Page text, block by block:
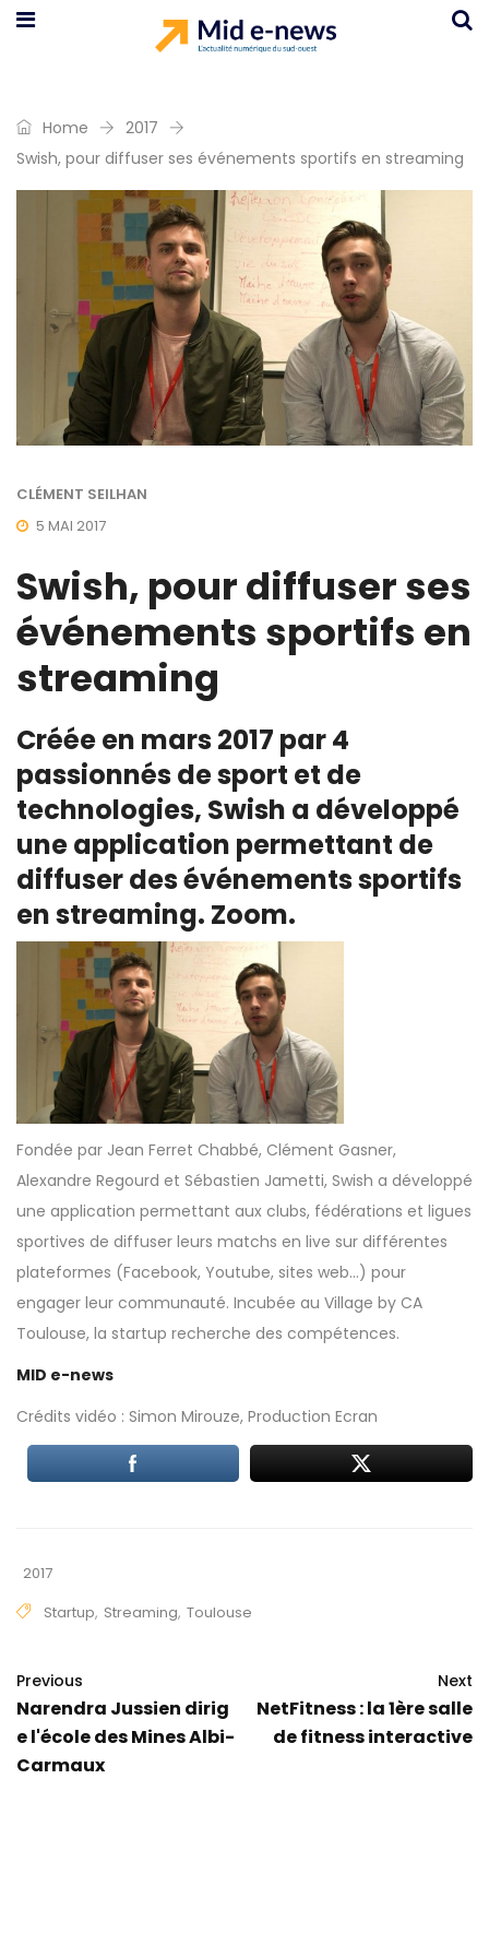
Home
2017
Swish, pour diffuser ses événements sportifs en streaming
CLÉMENT SEILHAN
5 MAI 2017
Swish, pour diffuser ses
événements sportifs en
streaming
Créée en mars 2017 par 4
passionnés de sport et de
technologies, Swish a développé
une application permettant de
diffuser des événements sportifs
en streaming. Zoom.
Fondée par Jean Ferret Chabbé, Clément Gasner,
Alexandre Regourd et Sébastien Jametti, Swish a développé
une application permettant aux clubs, fédérations et ligues
sportives de diffuser leurs matchs en live sur différentes
plateformes (Facebook, Youtube, sites web…) pour
engager leur communauté. Incubée au Village by CA
Toulouse, la startup recherche des compétences.
MID e-news
Crédits vidéo : Simon Mirouze, Production Ecran
2017
Startup, Streaming, Toulouse
Previous
Narendra Jussien dirig
e l'école des Mines Albi-
Carmaux
Next
NetFitness : la 1ère salle
de fitness interactive